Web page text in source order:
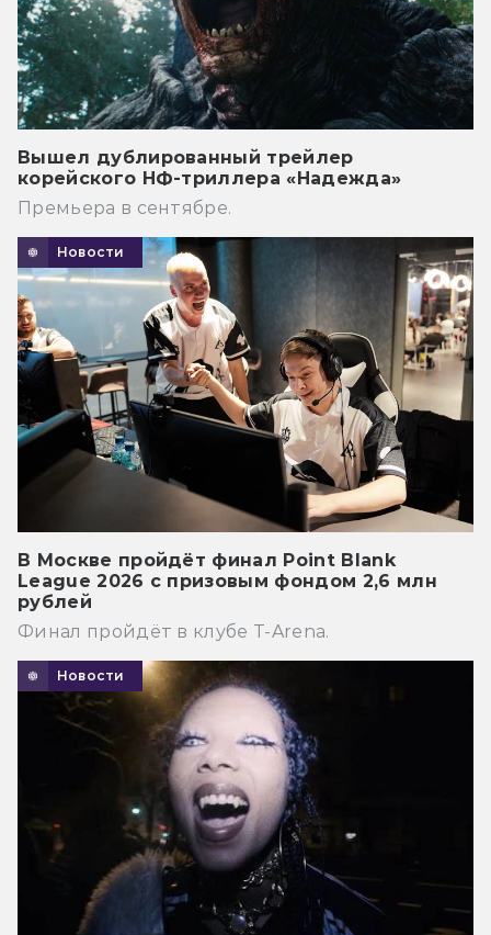
Вышел дублированный трейлер
корейского НФ-триллера «Надежда»
Премьера в сентябре.
Новости
В Москве пройдёт финал Point Blank
League 2026 с призовым фондом 2,6 млн
рублей
Финал пройдёт в клубе T-Arena.
Новости